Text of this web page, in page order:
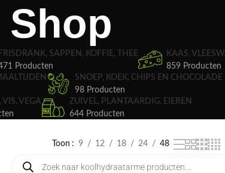
Shop
FRISDRANK, SAPPEN, KOFFIE, THEE
Producten
KAAS,
859 Producten
SNOEP, KOEK, CHIPS EN CHOCOLADE
98 Producten
VIS, VEGA
ZUIVEL, PLANTAARDIG, EIEREN
644 Producten
Toon 9 12 18 24 48